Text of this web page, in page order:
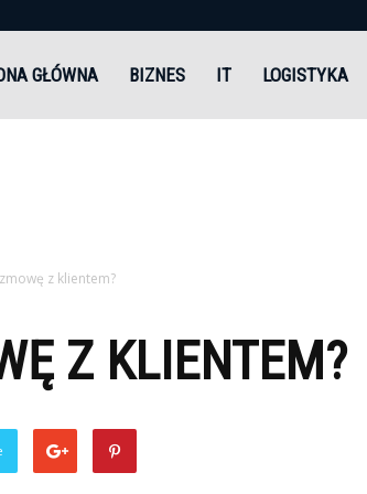
GŁÓWNA BIZNES IT LOGISTYKA
z klientem?
Z KLIENTEM?